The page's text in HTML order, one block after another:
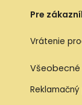
Pre
Vrátenie